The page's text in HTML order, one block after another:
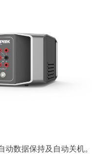
动数据保持及自动关机。